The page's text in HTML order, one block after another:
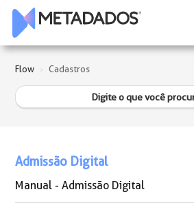
Flow Cadastros
Admissão Digital
Manual - Admissão Digital